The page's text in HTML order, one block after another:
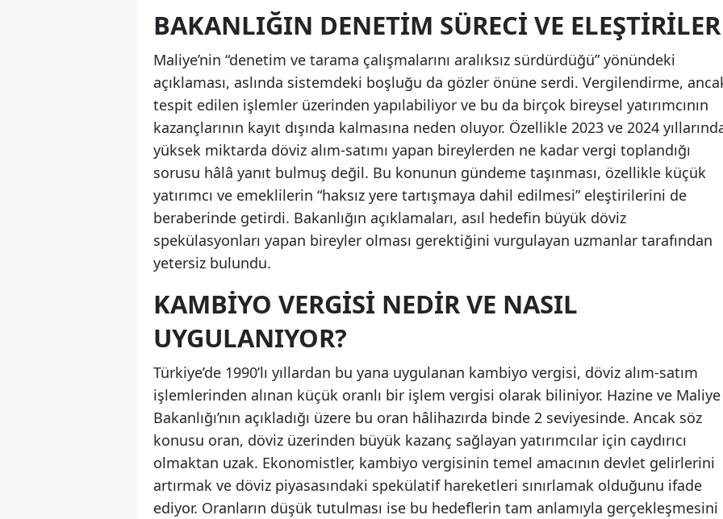
Kocaeli
Kütahya
Malatya
Manisa
Kahramanmaraş
Muğla
Nevşehir
Ordu
Rize
Sakarya
Samsun
Siirt
BAKANLIĞIN DENETIM SÜRECI VE ELEŞTIRILER
Maliye’nin “denetim ve tarama çalışmalarını aralıksız sürdürdüğü” yönündeki
açıklaması, aslında sistemdeki boşluğu da gözler önüne serdi. Vergilendirme,
tespit edilen işlemler üzerinden yapılabiliyor ve bu da birçok bireysel yatırımcının
kazançlarının kayıt dışında kalmasına neden oluyor. Özellikle 2023 ve 2024
yüksek miktarda döviz alım-satımı yapan bireylerden ne kadar vergi toplandığı
sorusu hâlâ yanıt bulmuş değil. Bu konunun gündeme taşınması, özellikle küçük
yatırımcı ve emeklilerin “haksız yere tartışmaya dahil edilmesi” eleştirilerini de
beraberinde getirdi. Bakanlığın açıklamaları, asıl hedefin büyük döviz
spekülasyonları yapan bireyler olması gerektiğini vurgulayan uzmanlar tarafından
yetersiz bulundu.
KAMBIYO VERGISI NEDIR VE NASIL
UYGULANIYOR?
Türkiye’de 1990’lı yıllardan bu yana uygulanan kambiyo vergisi, döviz alım-satım
işlemlerinden alınan küçük oranlı bir işlem vergisi olarak biliniyor. Hazine ve Maliye
Bakanlığı’nın açıkladığı üzere bu oran hâlihazırda binde 2 seviyesinde. Ancak söz
konusu oran, döviz üzerinden büyük kazanç sağlayan yatırımcılar için caydırıcı
olmaktan uzak. Ekonomistler, kambiyo vergisinin temel amacının devlet gelirlerini
artırmak ve döviz piyasasındaki spekülatif hareketleri sınırlamak olduğunu ifade
ediyor. Oranların düşük tutulması ise bu hedeflerin tam anlamıyla gerçekleşmesini